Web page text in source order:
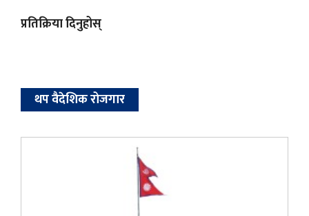
प्रतिक्रिया दिनुहोस्
थप वैदेशिक रोजगार